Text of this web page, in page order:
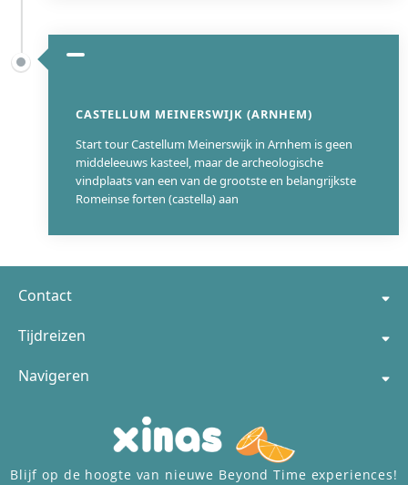
CASTELLUM MEINERSWIJK (ARNHEM)
Start tour Castellum Meinerswijk in Arnhem is geen
middeleeuws kasteel, maar de archeologische
vindplaats van een van de grootste en belangrijkste
Romeinse forten (castella) aan
Contact
Tijdreizen
Navigeren
Blijf op de hoogte van nieuwe Beyond Time experiences!